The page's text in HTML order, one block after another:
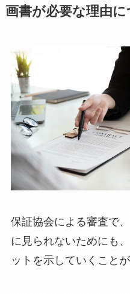
画書が必要な理由に
保証協会による審査で
に見られないためにも
ットを示していくことが